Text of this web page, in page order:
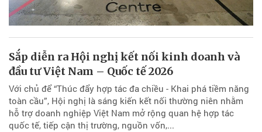
Sắp diễn ra Hội nghị kết nối kinh doanh và
đầu tư Việt Nam – Quốc tế 2026
Với chủ để “Thúc đẩy hợp tác đa chiều - Khai phá tiềm năng
toàn cầu”, Hội nghị là sáng kiến kết nối thường niên nhằm
hỗ trợ doanh nghiệp Việt Nam mở rộng quan hệ hợp tác
quốc tế, tiếp cận thị trường, nguồn vốn,...